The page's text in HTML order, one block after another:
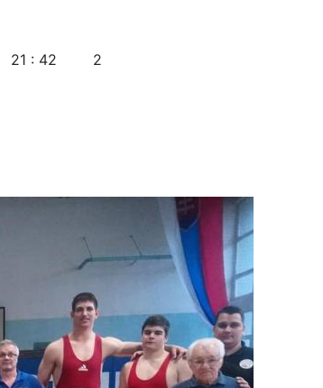
21 : 42 2